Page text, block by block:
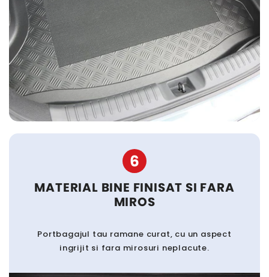
6
MATERIAL BINE FINISAT SI FARA
MIROS
Portbagajul tau ramane curat, cu un aspect
ingrijit si fara mirosuri neplacute.